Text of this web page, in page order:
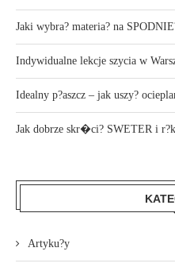
Jaki wybra? materia? na
Indywidualne lekcje szycia w
Idealny p?aszcz – jak uszy?
Jak dobrze skr�ci? SWETER i
Artyku?y